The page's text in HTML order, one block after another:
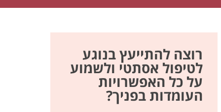
רוצה להתייעץ בנוגע
לטיפול אסתטי ולשמוע
על כל האפשרויות
העומדות בפניך?